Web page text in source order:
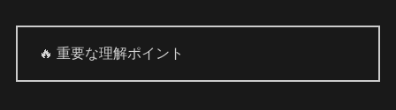
🔥 重要な理解ポイント